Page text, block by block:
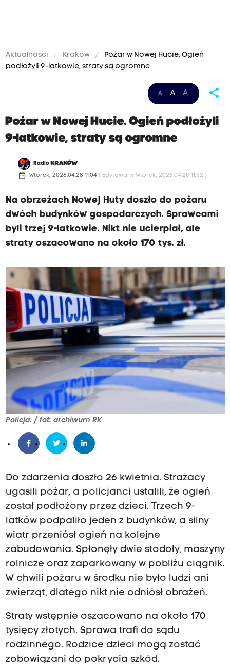
Aktualności Kraków
Pożar w Nowej Hucie. Ogień
podłożyli 9-latkowie, straty są ogromne
A A A share
Pożar w Nowej Hucie. Ogień podłożyli
9-latkowie, straty są ogromne
Radio KRAKÓW
date_range Wtorek, 2026.04.28 11:04 ( Edytowany Wtorek, 2026.04.28 11:52 )
Na obrzeżach Nowej Huty doszło do pożaru
dwóch budynków gospodarczych. Sprawcami
byli trzej 9-latkowie. Nikt nie ucierpiał, ale
straty oszacowano na około 170 tys. zł.
Policja. / fot: archiwum RK
Do zdarzenia doszło 26 kwietnia. Strażacy
ugasili pożar, a policjanci ustalili, że ogień
został podłożony przez dzieci. Trzech 9-
latków podpaliło jeden z budynków, a silny
wiatr przeniósł ogień na kolejne
zabudowania. Spłonęły dwie stodoły, maszyny
rolnicze oraz zaparkowany w pobliżu ciągnik.
W chwili pożaru w środku nie było ludzi ani
zwierząt, dlatego nikt nie odniósł obrażeń.
Straty wstępnie oszacowano na około 170
tysięcy złotych. Sprawa trafi do sądu
rodzinnego. Rodzice dzieci mogą zostać
zobowiązani do pokrycia szkód.